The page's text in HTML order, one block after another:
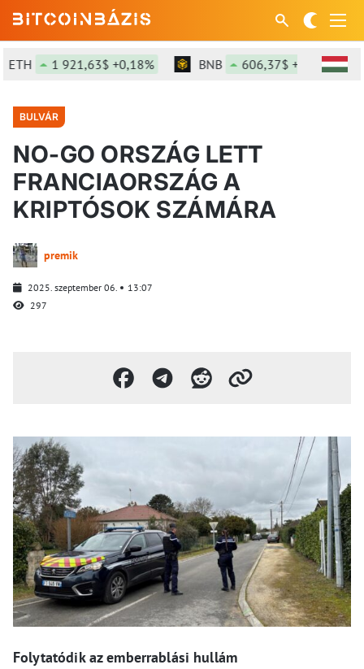
1 921,63$ +0,18% BNB 606,37$ +1,81%
BULVÁR
NO-GO ORSZÁG LETT
FRANCIAORSZÁG A
KRIPTÓSOK SZÁMÁRA
premik
2025. szeptember 06.
13:07
297
Folytatódik az emberrablási hullám